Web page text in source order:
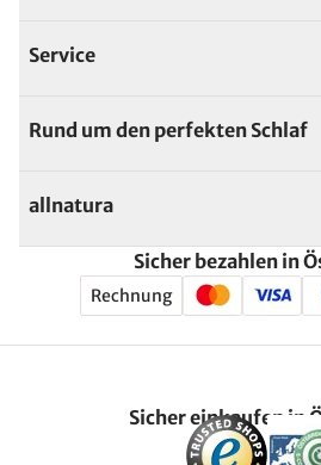
Service
Rund um den perfekten Schlaf
allnatura
Sicher bezahlen in
Rechnung
Sicher einkaufen in